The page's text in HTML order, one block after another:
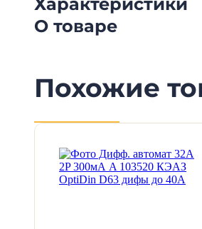
О товаре
Похожие